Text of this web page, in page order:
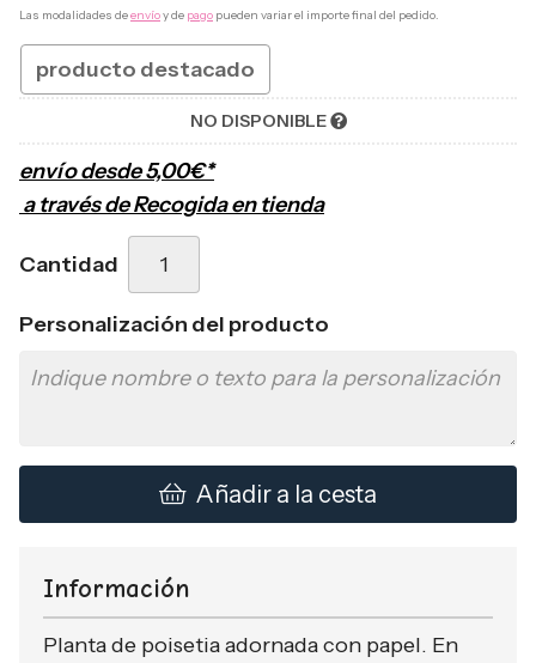
Las modalidades deenvíoy de pago pueden variar el importe final del pedido.
producto destacado
NO DISPONIBLE
envío desde5,00€*
a través deRecogida en tienda
Cantidad
Personalización del producto
Añadir a la cesta
Información
Planta de poisetia adornada con papel. En